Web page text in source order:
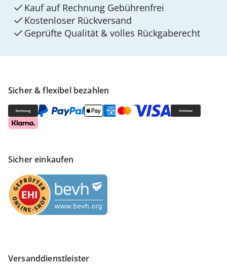
Sicher & flexibel bezahlen
Sicher einkaufen
Versanddienstleister
Kauf auf Rechnung Gebührenfrei
Kostenloser Rückversand
Geprüfte Qualität & volles Rückgaberecht